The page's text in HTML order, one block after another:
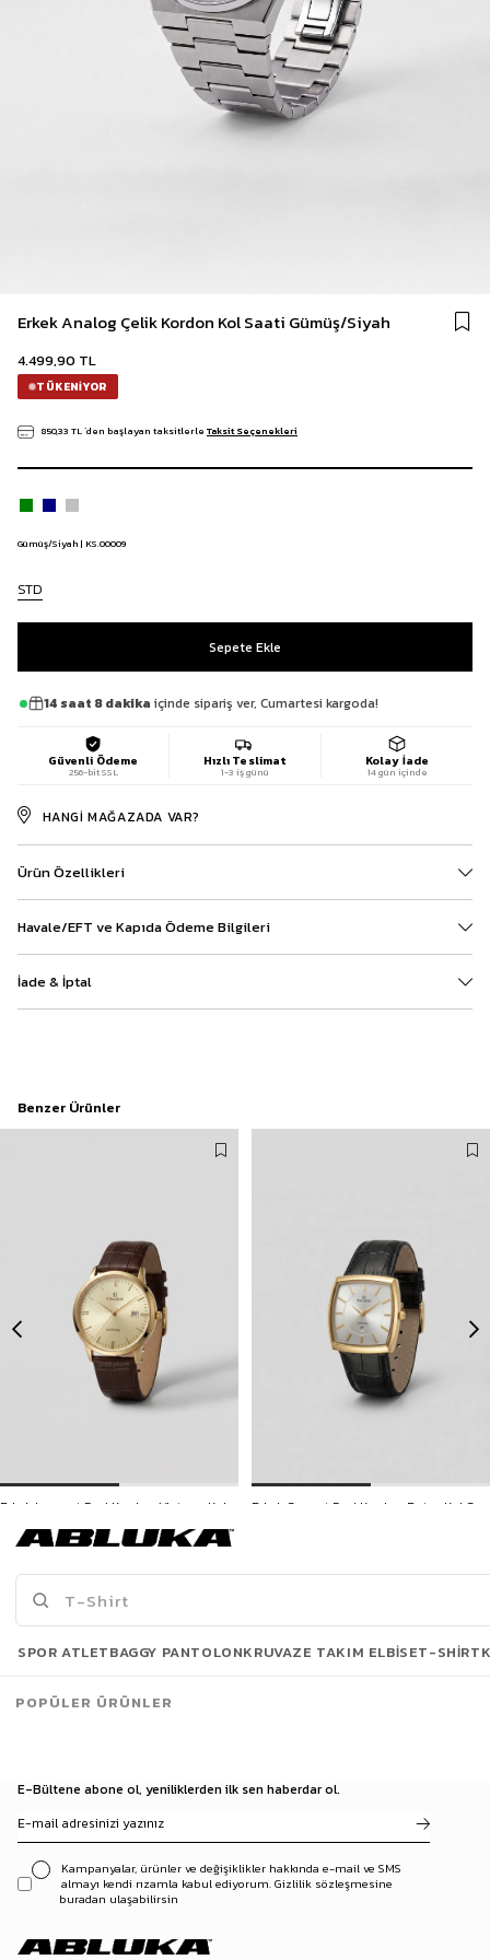
Erkek Analog Çelik Kordon Kol Saati Gümüş/Siyah
4.499,90 TL
TÜKENIYOR
850,33 TL`den başlayan taksitlerle Taksit Seçenekleri
Gümüş/Siyah | KS.00009
STD
14 saat 8 dakika içinde sipariş ver, Cumartesi kargoda!
Güvenli Ödeme
256-bit SSL
Hızlı Teslimat
1-3 iş günü
Kolay İade
14 gün içinde
HANGI MAĞAZADA VAR?
Ürün Özellikleri
Havale/EFT ve Kapıda Ödeme Bilgileri
İade & İptal
Benzer Ürünler
1.999,90 TL
İNDİRİM
Son Bakılanlar
E-Bültene abone ol, yeniliklerden ilk sen haberdar ol.
Kampanyalar, ürünler ve değişiklikler hakkında e-mail ve SMS
almayı kendi rızamla kabul ediyorum. Gizlilik sözleşmesine
buradan ulaşabilirsin
SPOR ATLETBAGGY PANTOLONKRUVAZE TAKIM ELBISET-SHIRT
POPÜLER ÜRÜNLER